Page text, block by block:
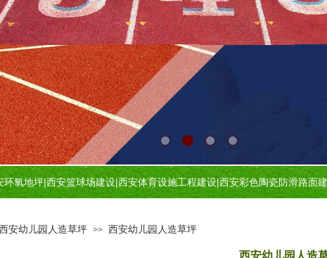
环氧地坪|西安篮球场建设|西安体育设施工程建设|西安彩色陶瓷防滑路面
安幼儿园人造草坪 >> 西安幼儿园人造草坪
西安幼儿园人造